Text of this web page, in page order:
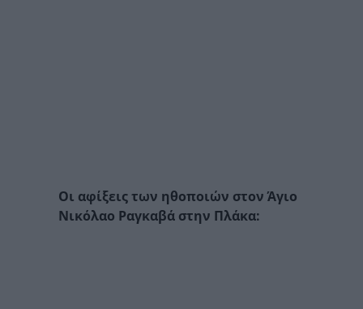
Οι αφίξεις των ηθοποιών στον Άγιο
Νικόλαο Ραγκαβά στην Πλάκα: